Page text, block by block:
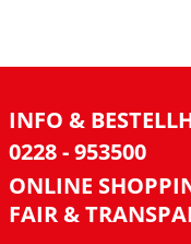
INFO &
0228 - 953500
ONLINE
FAIR &